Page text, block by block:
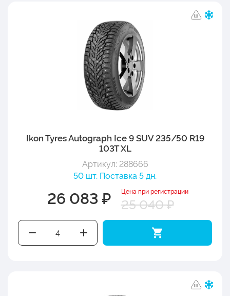
Ikon Tyres Autograph Ice 9 SUV 235/50 R19
103T XL
Артикул: 288666
50 шт. Поставка 5 дн.
26 083 ₽ Цена при регистрации
25 040 ₽